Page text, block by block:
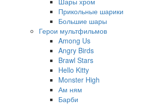
Прикольные шарики
Большие шары
Герои мультфильмов
Among Us
Angry Birds
Brawl Stars
Hello Kitty
Monster High
Ам ням
Барби